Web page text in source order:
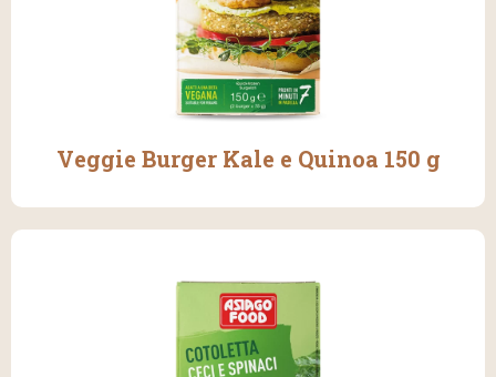
Veggie Burger Kale e Quinoa 150 g